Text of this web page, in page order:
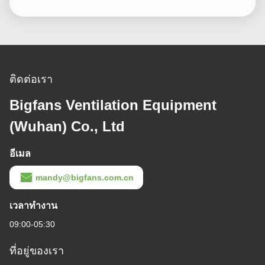
ติดต่อเรา
Bigfans Ventilation Equipment
(Wuhan) Co., Ltd
อีเมล
mandy@bigfans.com.cn
เวลาทํางาน
09:00-05:30
ที่อยู่ของเรา